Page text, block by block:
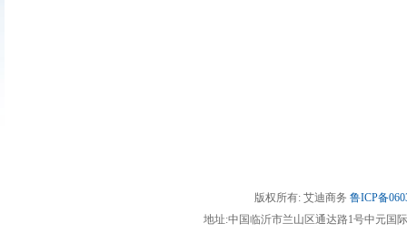
版权所有: 艾迪商务 鲁ICP备
地址:中国临沂市兰山区通达路1号中元国